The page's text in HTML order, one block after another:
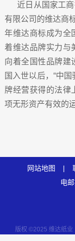
近日从国家工
有限公司的维达商
年维达商标成为全
着维达品牌实力与
向着全国性品牌建
国入世以后，“中
牌经营获得的法律
项无形资产有效的
网站地图 |
电
版权 ©2025 维达纸业